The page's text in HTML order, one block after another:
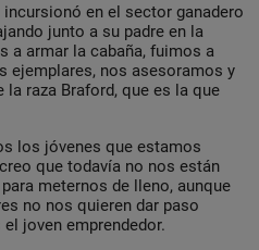
incursionó en el sector ganadero
junto a su padre en la
a armar la cabaña, fuimos a
ejemplares, nos asesoramos y
raza Braford, que es la que
los jóvenes que estamos
que todavía no nos están
meternos de lleno, aunque
no nos quieren dar paso
joven emprendedor.